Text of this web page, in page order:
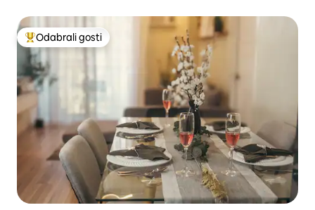
Među najviše rangiranima s oznakom „Odabrali gosti”
Odabrali gosti